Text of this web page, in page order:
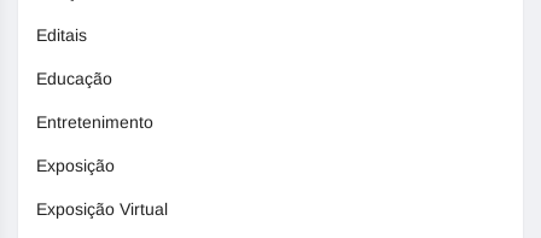
Editais
Educação
Entretenimento
Exposição
Exposição Virtual